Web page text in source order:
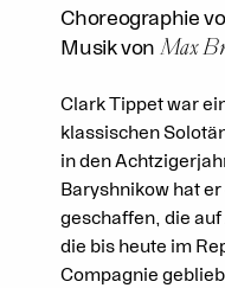
Choreographie
Musik von Max
Clark Tippet war
klassischen
in den
Baryshnikow hat
geschaffen, die
die bis heute im
Compagnie